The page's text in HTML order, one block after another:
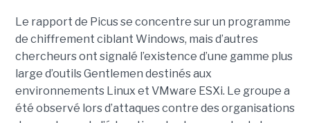
Le rapport de Picus se concentre sur un programme
de chiffrement ciblant Windows, mais d’autres
chercheurs ont signalé l’existence d’une gamme plus
large d’outils Gentlemen destinés aux
environnements Linux et VMware ESXi. Le groupe a
été observé lors d’attaques contre des organisations